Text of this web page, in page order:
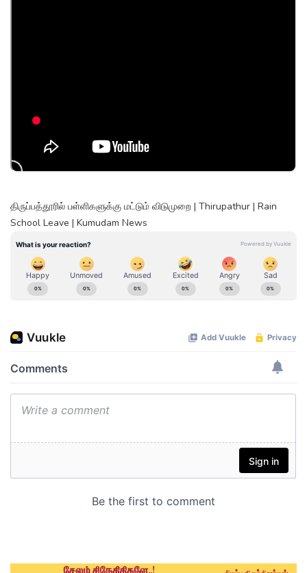
திருப்பத்தூரில் பள்ளிகளுக்கு மட்டும் விடுமுறை | Thirupathur | Rain
School Leave | Kumudam News